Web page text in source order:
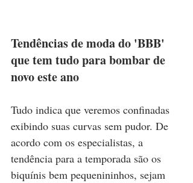
Tendências de moda do 'BBB'
que tem tudo para bombar de
novo este ano
Tudo indica que veremos confinadas
exibindo suas curvas sem pudor. De
acordo com os especialistas, a
tendência para a temporada são os
biquínis bem pequenininhos, sejam